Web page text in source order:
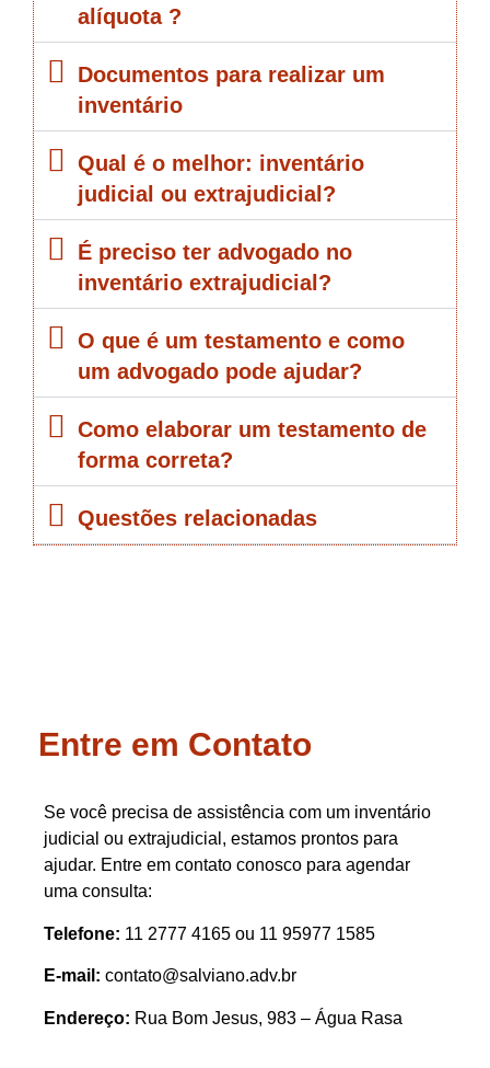
alíquota ?
Documentos para realizar um
inventário
Qual é o melhor: inventário
judicial ou extrajudicial?
É preciso ter advogado no
inventário extrajudicial?
O que é um testamento e como
um advogado pode ajudar?
Como elaborar um testamento de
forma correta?
Questões relacionadas
Entre em Contato
Se você precisa de assistência com um inventário
judicial ou extrajudicial, estamos prontos para
ajudar. Entre em contato conosco para agendar
uma consulta:
Telefone: 11 2777 4165 ou 11 95977 1585
E-mail: contato@salviano.adv.br
Endereço: Rua Bom Jesus, 983 – Água Rasa